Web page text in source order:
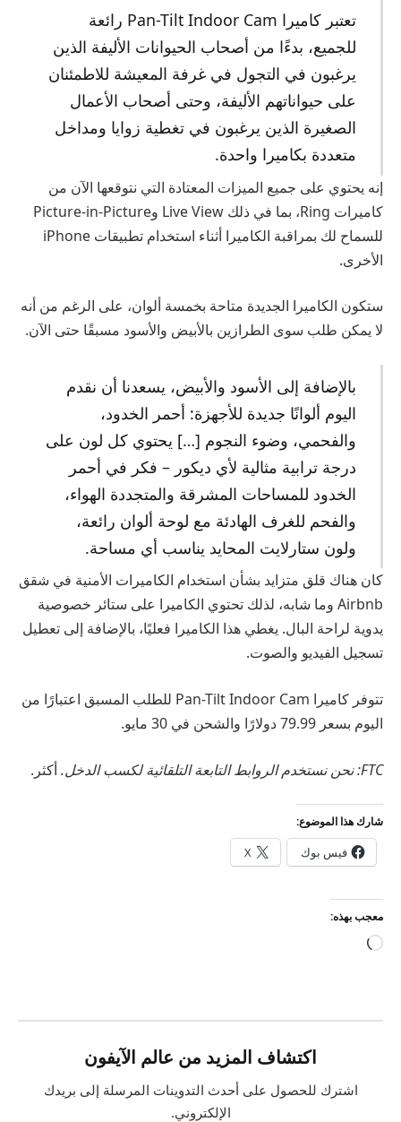
تعتبر كاميرا Pan-Tilt Indoor Cam رائعة
للجميع، بدءًا من أصحاب الحيوانات الأليفة الذين
يرغبون في التجول في غرفة المعيشة للاطمئنان
على حيواناتهم الأليفة، وحتى أصحاب الأعمال
الصغيرة الذين يرغبون في تغطية زوايا ومداخل
متعددة بكاميرا واحدة.
إنه يحتوي على جميع الميزات المعتادة التي نتوقعها الآن من
كاميرات Ring، بما في ذلك Live View وPicture-in-Picture
للسماح لك بمراقبة الكاميرا أثناء استخدام تطبيقات iPhone
الأخرى.
ستكون الكاميرا الجديدة متاحة بخمسة ألوان، على الرغم من أنه
لا يمكن طلب سوى الطرازين بالأبيض والأسود مسبقًا حتى الآن.
بالإضافة إلى الأسود والأبيض، يسعدنا أن نقدم
اليوم ألوانًا جديدة للأجهزة: أحمر الخدود،
والفحمي، وضوء النجوم […] يحتوي كل لون على
درجة ترابية مثالية لأي ديكور – فكر في أحمر
الخدود للمساحات المشرقة والمتجددة الهواء،
والفحم للغرف الهادئة مع لوحة ألوان رائعة،
ولون ستارلايت المحايد يناسب أي مساحة.
كان هناك قلق متزايد بشأن استخدام الكاميرات الأمنية في شقق
Airbnb وما شابه، لذلك تحتوي الكاميرا على ستائر خصوصية
يدوية لراحة البال. يغطي هذا الكاميرا فعليًا، بالإضافة إلى تعطيل
تسجيل الفيديو والصوت.
تتوفر كاميرا Pan-Tilt Indoor Cam للطلب المسبق اعتبارًا من
اليوم بسعر 79.99 دولارًا والشحن في 30 مايو.
FTC: نحن نستخدم الروابط التابعة التلقائية لكسب الدخل. أكثر.
شارك هذا الموضوع:
فيس بوك X
معجب بهذه:
جاري
اكتشاف المزيد من عالم الآيفون
اشترك للحصول على أحدث التدوينات المرسلة إلى بريدك
الإلكتروني.